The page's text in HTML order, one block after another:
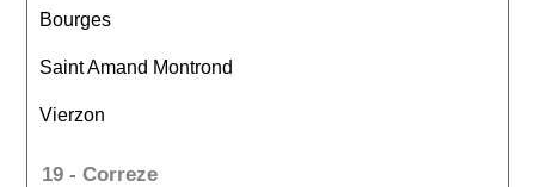
Bourges
Saint Amand Montrond
Vierzon
19 - Correze